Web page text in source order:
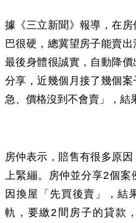
據《三立新聞》報導，在
巴很硬，總冀望房子能賣出
最後身體很誠實，自動降
分享，近幾個月接了幾個
急、價格沒到不會賣」，結
房仲表示，賠售有很多原
上緊繃。房仲並分享2個
因換屋「先買後賣」，結
軌，要繳2間房子的貸款